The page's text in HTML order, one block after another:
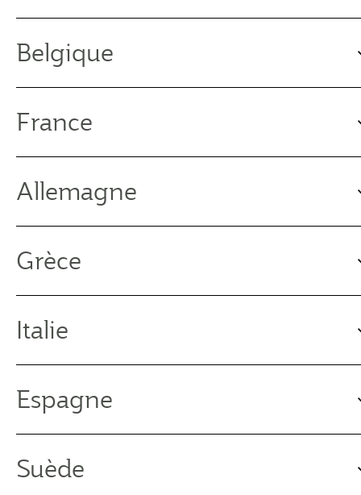
Belgique
France
Allemagne
Grèce
Italie
Espagne
Suède